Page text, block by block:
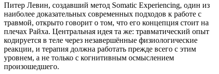
Питер Левин, создавший метод Somatic Experiencing, один из
наиболее доказательных современных подходов к работе с
травмой, открыто говорит о том, что его концепция стоит на
плечах Райха. Центральная идея та же: травматический опыт
кодируется в теле через незавершённые физиологические
реакции, и терапия должна работать прежде всего с этим
уровнем, а не только с когнитивным осмыслением
произошедшего.